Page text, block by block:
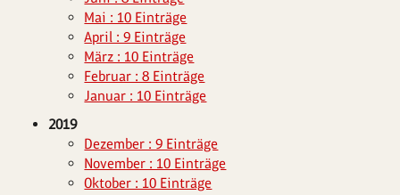
Mai : 10 Einträge
April : 9 Einträge
März : 10 Einträge
Februar : 8 Einträge
Januar : 10 Einträge
2019
Dezember : 9 Einträge
November : 10 Einträge
Oktober : 10 Einträge